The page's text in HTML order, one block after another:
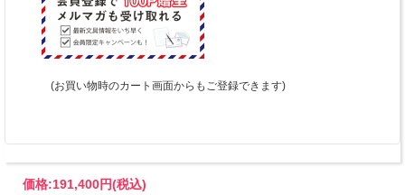
(お買い物時のカート画面からもご登録できます)
価格:191,400円(税込)